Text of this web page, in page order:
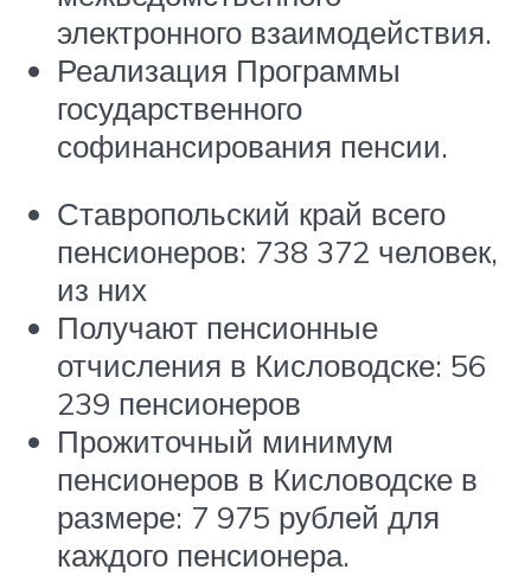
электронного взаимодействия.
Реализация Программы
государственного
софинансирования пенсии.
Ставропольский край всего
пенсионеров: 738 372 человек,
из них
Получают пенсионные
отчисления в Кисловодске: 56
239 пенсионеров
Прожиточный минимум
пенсионеров в Кисловодске в
размере: 7 975 рублей для
каждого пенсионера.